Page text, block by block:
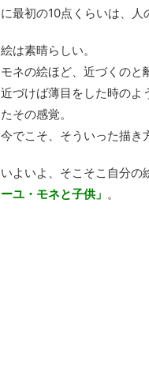
に最初の10点くらいは、人
絵は素晴らしい。
モネの絵ほど、近づくのと
近づけば薄目をした時のよ
たその感覚。
今でこそ、そういった描き
いよいよ、そこそこ自分の
ーユ・モネと子供」 。